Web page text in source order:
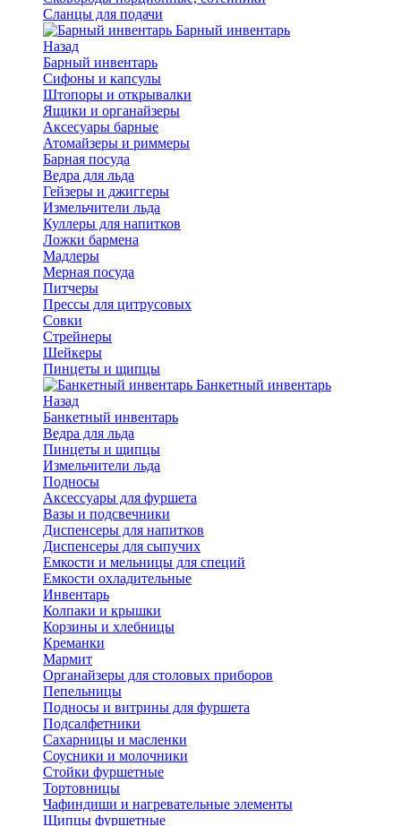
Сланцы для подачи
Барный инвентарь
Назад
Барный инвентарь
Сифоны и капсулы
Штопоры и открывалки
Ящики и органайзеры
Аксесуары барные
Атомайзеры и риммеры
Барная посуда
Ведра для льда
Гейзеры и джиггеры
Измельчители льда
Куллеры для напитков
Ложки бармена
Мадлеры
Мерная посуда
Питчеры
Прессы для цитрусовых
Совки
Стрейнеры
Шейкеры
Пинцеты и щипцы
Банкетный инвентарь
Назад
Банкетный инвентарь
Ведра для льда
Пинцеты и щипцы
Измельчители льда
Подносы
Аксессуары для фуршета
Вазы и подсвечники
Диспенсеры для напитков
Диспенсеры для сыпучих
Емкости и мельницы для специй
Емкости охладительные
Инвентарь
Колпаки и крышки
Корзины и хлебницы
Креманки
Мармит
Органайзеры для столовых приборов
Пепельницы
Подносы и витрины для фуршета
Подсалфетники
Сахарницы и масленки
Соусники и молочники
Стойки фуршетные
Тортовницы
Чафиндиши и нагревательные элементы
Щипцы фуршетные